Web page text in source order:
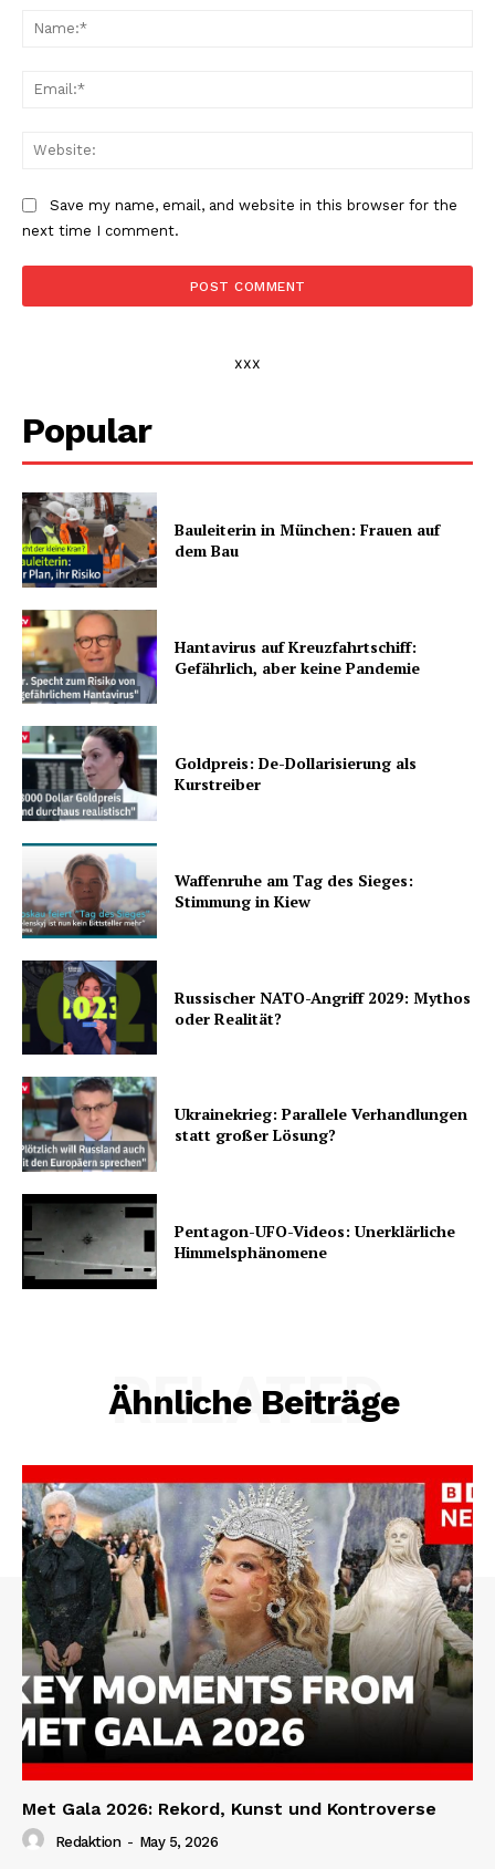
Save my name, email, and website in this browser for the
next time I comment.
xxx
Popular
Bauleiterin in München: Frauen auf
dem Bau
Hantavirus auf Kreuzfahrtschiff:
Gefährlich, aber keine Pandemie
Goldpreis: De-Dollarisierung als
Kurstreiber
Waffenruhe am Tag des Sieges:
Stimmung in Kiew
Russischer NATO-Angriff 2029: Mythos
oder Realität?
Ukrainekrieg: Parallele Verhandlungen
statt großer Lösung?
Pentagon-UFO-Videos: Unerklärliche
Himmelsphänomene
Ähnliche Beiträge
RELATED
Met Gala 2026: Rekord, Kunst und Kontroverse
Redaktion - May 5, 2026